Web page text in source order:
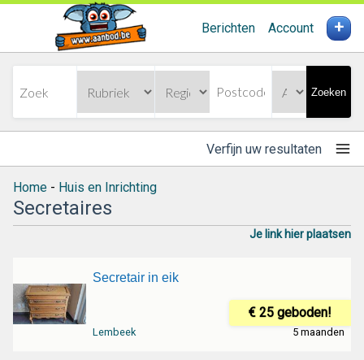
Berichten Account +
Zoeken
Verfijn uw resultaten
Home - Huis en Inrichting
Secretaires
Je link hier plaatsen
Secretair in eik
€ 25 geboden!
Lembeek 5 maanden